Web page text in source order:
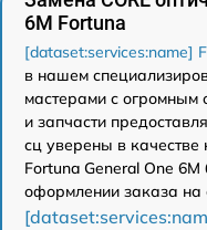
6M Fortuna
[dataset:services:name]
в нашем
мастерами с огромным
и запчасти
сц уверены в качестве
Fortuna General One
оформлении заказа на